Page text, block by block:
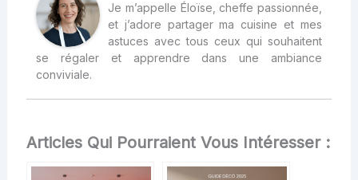
Je m’appelle Éloïse, cheffe passionnée,
et j’adore partager ma cuisine et mes
astuces avec tous ceux qui souhaitent
se régaler et apprendre dans une ambiance
conviviale.
Articles Qui Pourraient Vous Intéresser :